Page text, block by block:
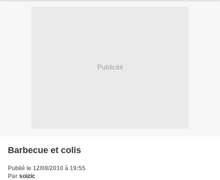
Publicité
Barbecue et colis
Publié le 12/08/2010 à 19:55
Par soizic